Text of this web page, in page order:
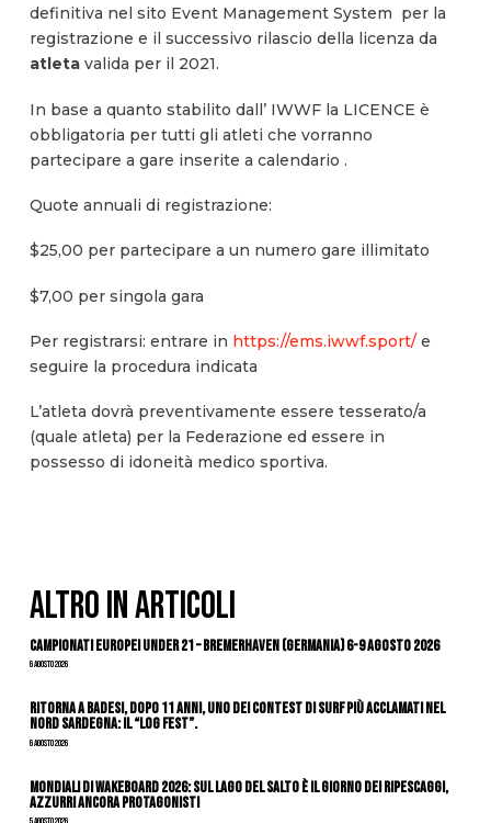
definitiva nel sito Event Management System per la
registrazione e il successivo rilascio della licenza da
atletavalida per il 2021.
In base a quanto stabilito dall’ IWWF la LICENCE è
obbligatoria per tutti gli atleti che vorranno
partecipare a gare inserite a calendario .
Quote annuali di registrazione:
$25,00 per partecipare a un numero gare illimitato
$7,00 per singola gara
Per registrarsi: entrare in https://ems.iwwf.sport/e
seguire la procedura indicata
L’atleta dovrà preventivamente essere tesserato/a
(quale atleta) per la Federazione ed essere in
possesso di idoneità medico sportiva.
ALTRO IN ARTICOLI
Campionati Europei Under 21 – Bremerhaven (Germania) 6-9 agosto 2026
6 Agosto 2026
Ritorna a Badesi, dopo 11 anni, uno dei contest di surf più acclamati nel
nord Sardegna: il “Log Fest”.
6 Agosto 2026
Mondiali di Wakeboard 2026: sul Lago del Salto è il giorno dei ripescaggi,
azzurri ancora protagonisti